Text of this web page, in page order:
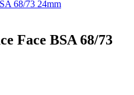
Face BSA 68/73